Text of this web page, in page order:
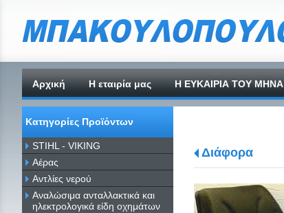
Αρχική H εταιρία μας Η ΕΥΚΑΙΡΙΑ ΤΟΥ ΜΗΝΑ
Κατηγορίες Προϊόντων
STIHL - VIKING
Αέρας
Αντλίες νερού
Αναλώσιμα ανταλλακτικά και
ηλεκτρολογικά είδη οχημάτων
Διάφορα